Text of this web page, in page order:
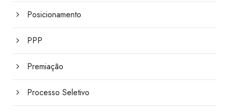
Posicionamento
PPP
Premiação
Processo Seletivo